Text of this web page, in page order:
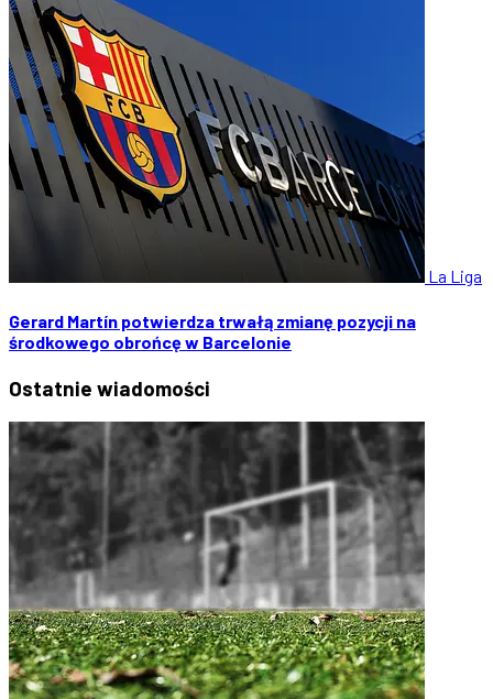
La Liga
Gerard Martín potwierdza trwałą zmianę pozycji na
środkowego obrońcę w Barcelonie
Ostatnie wiadomości